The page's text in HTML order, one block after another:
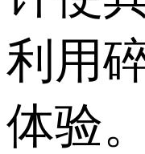
利用
体验。